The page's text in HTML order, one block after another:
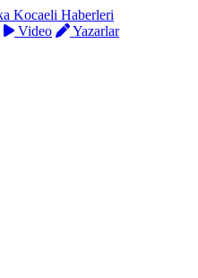
Video
Yazarlar